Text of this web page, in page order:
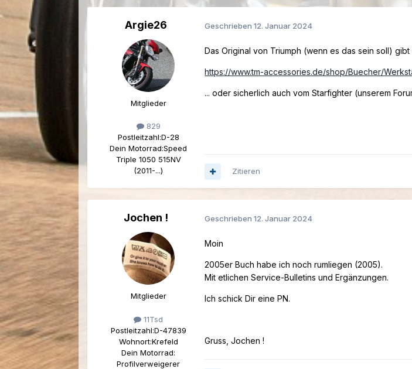
Argie26
Mitglieder
829
Postleitzahl:D-28
Dein Motorrad:Speed
Triple 1050 515NV
(2011-...)
Geschrieben12. Januar 2024
Das Original von Triumph (wenn es das sein soll)
https://www.tm-accessories.de/shop/Buecher/
... oder sicherlich auch vom Starfighter (unserem
Zitieren
Jochen !
Mitglieder
11Tsd
Postleitzahl:D-47839
Wohnort:Krefeld
Dein Motorrad:
Profilverweigerer
Geschrieben12. Januar 2024
Moin
2005er Buch habe ich noch rumliegen (2005).
Mit etlichen Service-Bulletins und Ergänzungen.
Ich schick Dir eine PN.
Gruss, Jochen !